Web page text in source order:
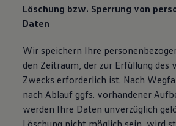
Löschung bzw. Sperrung von
Daten
Wir speichern Ihre
den Zeitraum, der zur Erfüllung des
Zwecks erforderlich ist. Nach
nach Ablauf ggfs. vorhandener
werden Ihre Daten unverzüglich
Löschung nicht möglich sein, wird